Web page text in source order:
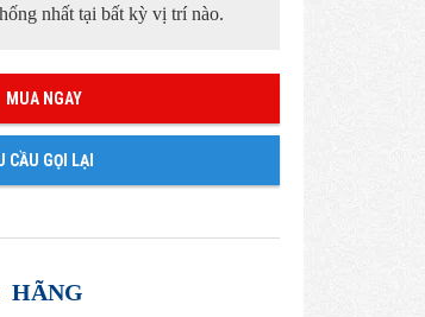
nhất tại bất kỳ vị trí nào.
MUA NGAY
CẦU GỌI LẠI
HÃNG